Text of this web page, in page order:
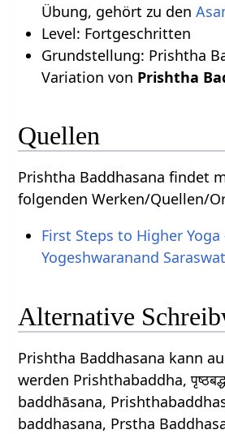
Übung, gehört zu den
Level: Fortgeschritten
Grundstellung: Prishtha
Variation von Prishtha
Quellen
Prishtha Baddhasana findet
folgenden Werken/Quellen/
First Steps to Higher Yoga
Yogeshwaranand
Alternative
Prishtha Baddhasana kann
werden Prishthabaddha,
baddhāsana,
baddhasana, Prstha